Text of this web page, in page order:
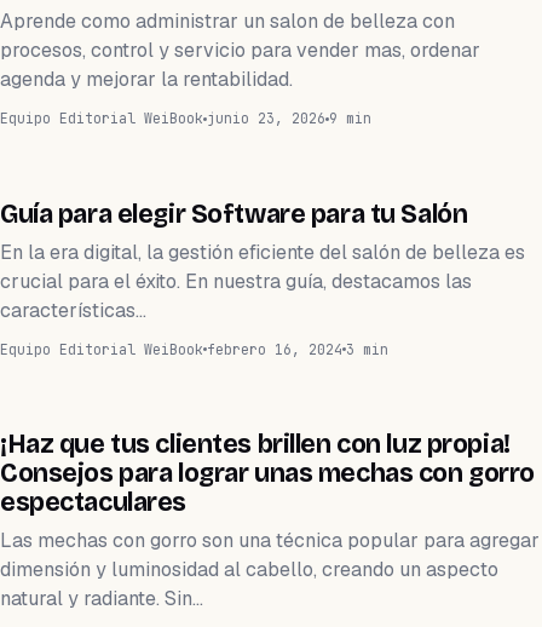
Aprende como administrar un salon de belleza con
procesos, control y servicio para vender mas, ordenar
agenda y mejorar la rentabilidad.
Equipo Editorial WeiBook junio 23, 2026 9 min
APLICACIÓN
Guía para elegir Software para tu Salón
En la era digital, la gestión eficiente del salón de belleza es
crucial para el éxito. En nuestra guía, destacamos las
características…
Equipo Editorial WeiBook febrero 16, 2024 3 min
¡Haz que tus clientes brillen con luz propia!
Consejos para lograr unas mechas con gorro
espectaculares
Las mechas con gorro son una técnica popular para agregar
dimensión y luminosidad al cabello, creando un aspecto
natural y radiante. Sin…